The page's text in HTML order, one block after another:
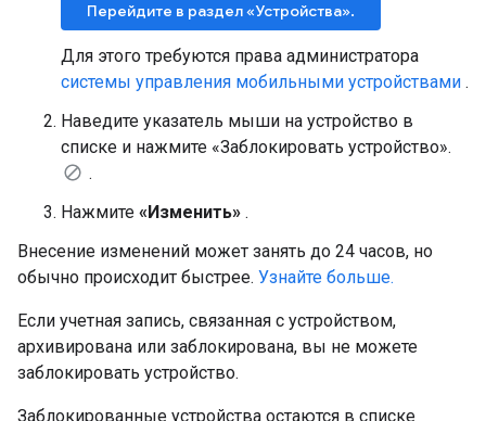
Перейдите в раздел «Устройства».
Для этого требуются права администратора
системы управления мобильными устройствами .
Наведите указатель мыши на устройство в
списке и нажмите «Заблокировать устройство».
.
Нажмите «Изменить» .
Внесение изменений может занять до 24 часов, но
обычно происходит быстрее. Узнайте больше.
Если учетная запись, связанная с устройством,
архивирована или заблокирована, вы не можете
заблокировать устройство.
Заблокированные устройства остаются в списке